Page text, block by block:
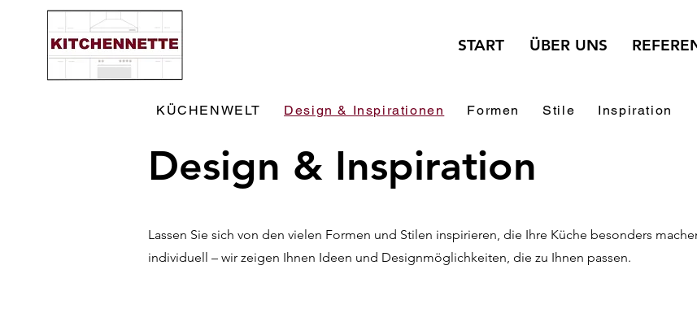
START ÜBER UNS
KÜCHENWELT Design & Inspirationen Formen Stile Inspiration
Design & Inspiration
Lassen Sie sich von den vielen Formen und Stilen inspirieren, die Ihre Küche besonders
individuell – wir zeigen Ihnen Ideen und Designmöglichkeiten, die zu Ihnen passen.